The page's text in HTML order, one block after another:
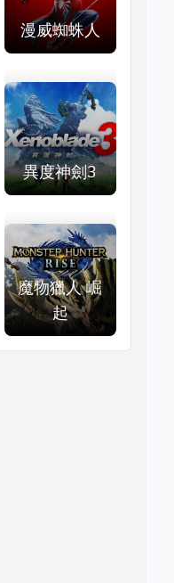
漫威蜘蛛人
異度神劍3
魔物獵人 崛
起